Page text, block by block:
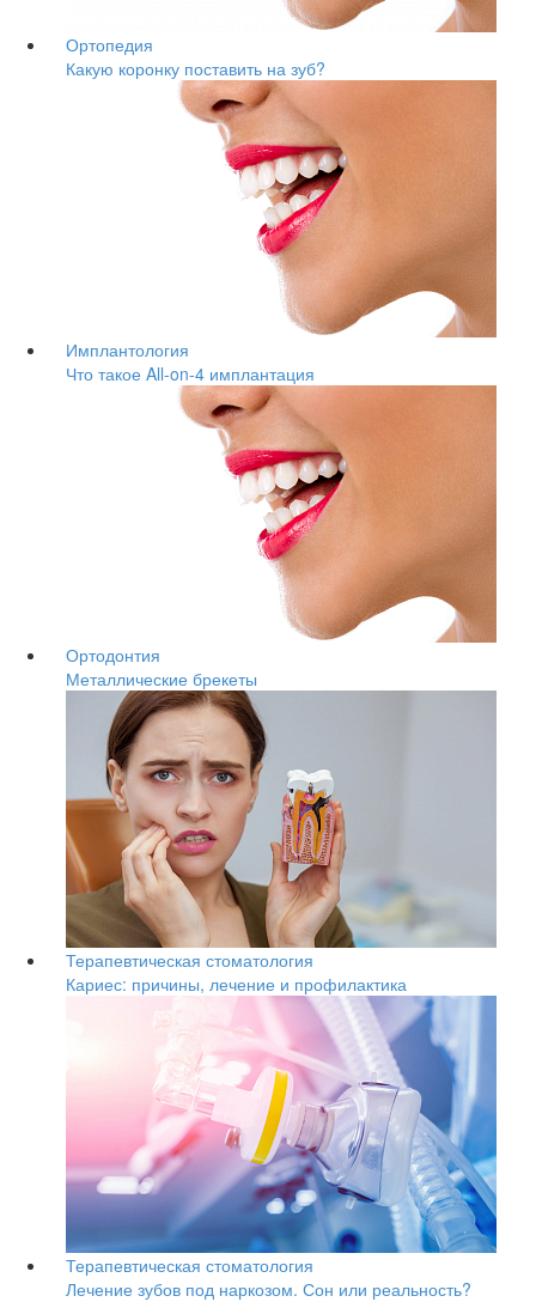
Ортопедия
Какую коронку поставить на зуб?
Имплантология
Что такое All-on-4 имплантация
Ортодонтия
Металлические брекеты
Терапевтическая стоматология
Кариес: причины, лечение и профилактика
Терапевтическая стоматология
Лечение зубов под наркозом. Сон или реальность?